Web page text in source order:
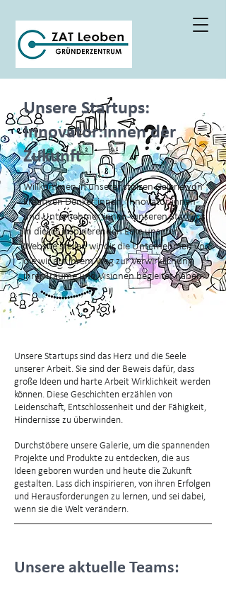
Unsere Startups:
Innovator:innen der
Zukunft
Willkommen in unserer stolzen Galerie von
kreativen Denker:innen, Innovator:innen
und Unternehmer:innen - unseren Startups.
In dieser inspirierenden Ecke unserer
Website stellen wir dir die Unternehmen vor,
die wir auf ihrem Weg zur Verwirklichung
ihrer Träume und Visionen begleitet haben.
Unsere Startups sind das Herz und die Seele
unserer Arbeit. Sie sind der Beweis dafür, dass
große Ideen und harte Arbeit Wirklichkeit werden
können. Diese Geschichten erzählen von
Leidenschaft, Entschlossenheit und der Fähigkeit,
Hindernisse zu überwinden.
Durchstöbere unsere Galerie, um die spannenden
Projekte und Produkte zu entdecken, die aus
Ideen geboren wurden und heute die Zukunft
gestalten. Lass dich inspirieren, von ihren Erfolgen
und Herausforderungen zu lernen, und sei dabei,
wenn sie die Welt verändern.
Unsere aktuelle Teams: